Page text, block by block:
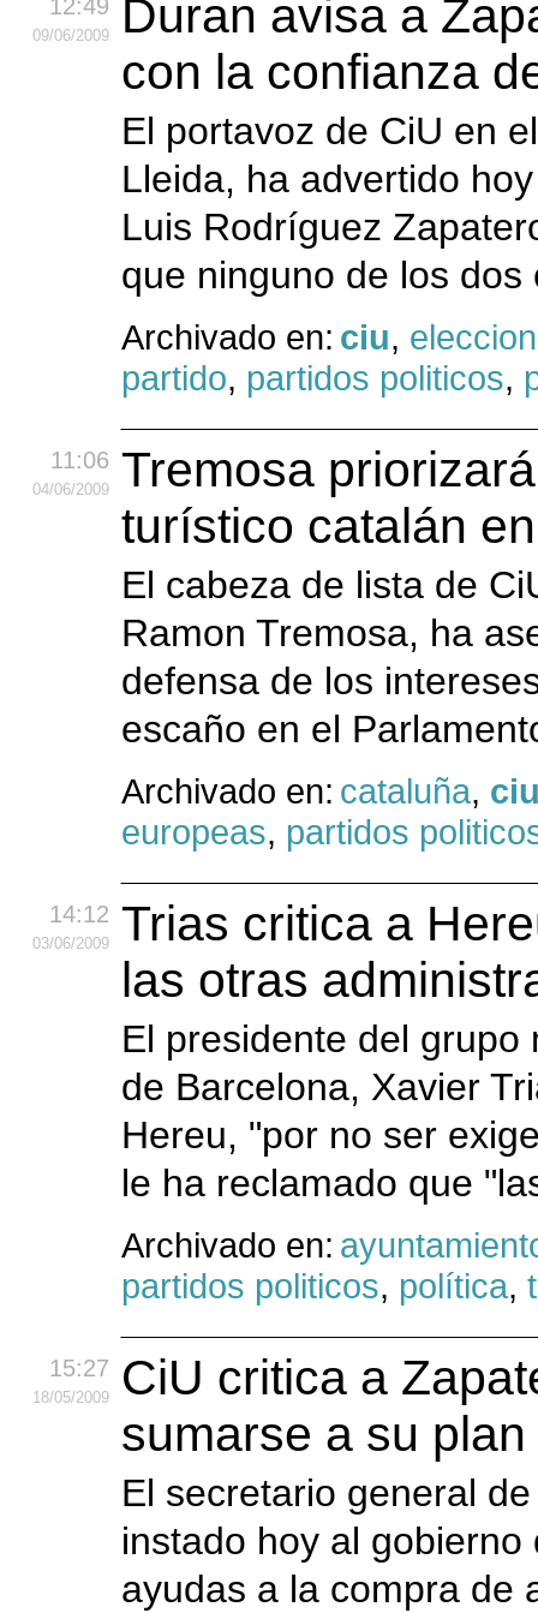
12:49
09/06/2009
Duran avisa a
con la confianza
El portavoz de CiU en
Lleida, ha advertido
Luis Rodríguez
que ninguno de los
Archivado en: ciu,
partido, partidos politicos,
11:06
04/06/2009
Tremosa
turístico catalán
El cabeza de lista de
Ramon Tremosa, ha
defensa de los
escaño en el
Archivado en: cataluña,
europeas, partidos
14:12
03/06/2009
Trias critica a
las otras
El presidente del grupo
de Barcelona, Xavier
Hereu, "por no ser
le ha reclamado que
Archivado en:
partidos politicos, política,
15:27
18/05/2009
CiU critica a
sumarse a su
El secretario general
instado hoy al
ayudas a la compra de